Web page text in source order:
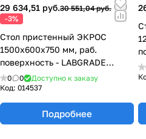
29 634,51 руб.30 551,04 руб.
-3%
Стол пристенный ЭКРОС
1500х600х750 мм, раб.
поверхность - LABGRADE
77.0013.10.08
0 0
Доступно к заказу
Код: 014537
Подробнее